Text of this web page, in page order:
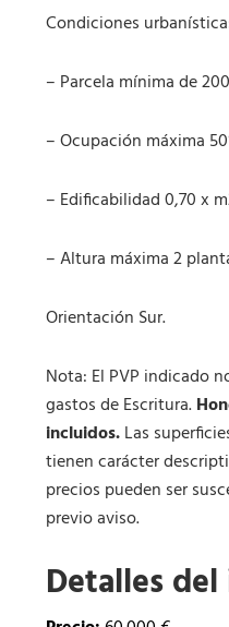
Condiciones
– Parcela mínima de
– Ocupación máxima
– Edificabilidad 0,70 x
– Altura máxima 2
Orientación Sur.
Nota: El PVP indicado
gastos de Escritura.
incluidos.Las
tienen carácter
precios pueden ser
previo aviso.
Detalles